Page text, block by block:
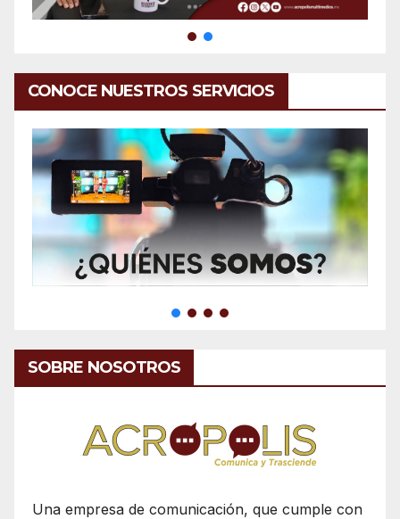
CONOCE NUESTROS SERVICIOS
SOBRE NOSOTROS
Una empresa de comunicación, que cumple con